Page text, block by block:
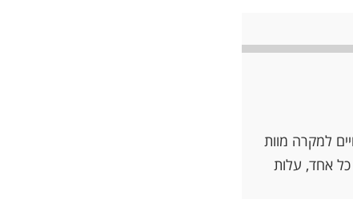
חיים למקרה מוות
במשך20 שנה, עבור גובה כיסוי ביטוחי של 1,000,000 ₪ כל אחד, עלות